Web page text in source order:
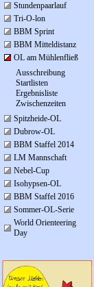
Stundenpaarlauf
Tri-O-lon
BBM Sprint
BBM Mitteldistanz
OL am Mühlenfließ
Ausschreibung
Startlisten
Ergebnisliste
Zwischenzeiten
Spitzheide-OL
Dubrow-OL
BBM Staffel 2014
LM Mannschaft
Nebel-Cup
Isohypsen-OL
BBM Staffel 2016
Sommer-OL-Serie
World Orienteering
Day